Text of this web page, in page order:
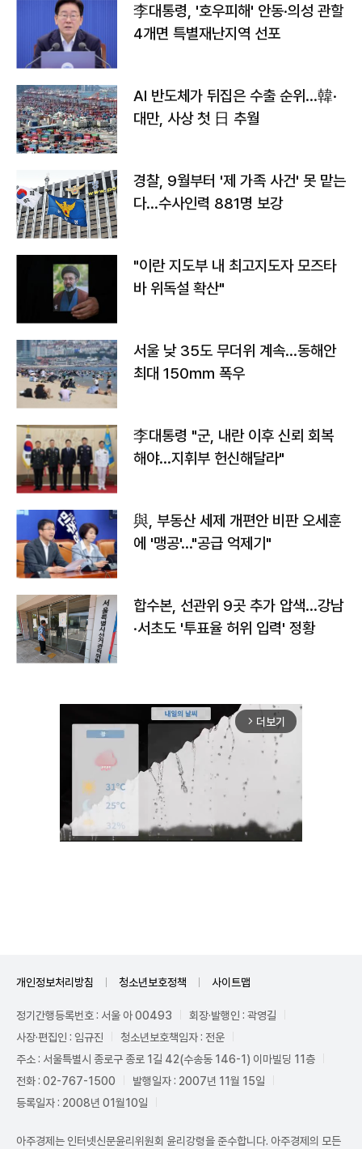
李대통령, '호우피해' 안동·의성 관할
4개면 특별재난지역 선포
AI 반도체가 뒤집은 수출 순위…韓·
대만, 사상 첫 日 추월
경찰, 9월부터 '제 가족 사건' 못 맡는
다…수사인력 881명 보강
"이란 지도부 내 최고지도자 모즈타
바 위독설 확산"
서울 낮 35도 무더위 계속…동해안
최대 150㎜ 폭우
李대통령 "군, 내란 이후 신뢰 회복
해야…지휘부 헌신해달라"
與, 부동산 세제 개편안 비판 오세훈
에 '맹공'…"공급 억제기"
합수본, 선관위 9곳 추가 압색…강남
·서초도 '투표율 허위 입력' 정황
arrow_forward_ios 더보기
개인정보처리방침 청소년보호정책 사이트맵
정기간행등록번호 : 서울 아 00493
회장·발행인 : 곽영길
사장·편집인 : 임규진
청소년보호책임자 : 전운
주소 : 서울특별시 종로구 종로 1길 42(수송동 146-1) 이마빌딩 11층
전화 : 02-767-1500
발행일자 : 2007년 11월 15일
등록일자 : 2008년 01월10일
아주경제는 인터넷신문윤리위원회 윤리강령을 준수합니다. 아주경제의 모든